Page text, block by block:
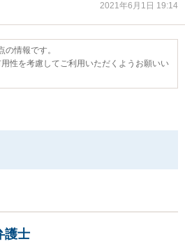
2021年6月1日 19:14
情報です。
性を考慮してご利用いただくようお願いい
護士